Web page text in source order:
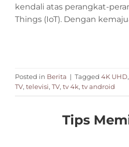
kendali atas perangkat-
Things (IoT). Dengan
Posted in Berita | Tagged 4K UHD,
TV, televisi, TV, tv 4k, tv android
Tips